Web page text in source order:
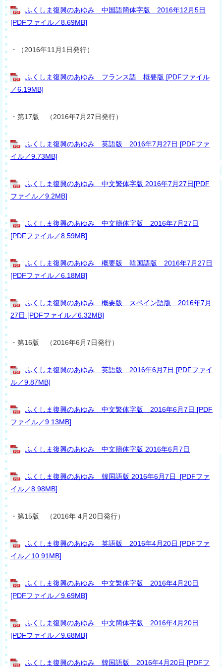
ふくしま復興のあゆみ 中国語簡体字版 2016年12月5日
[PDFファイル／8.69MB]
・（2016年11月1日発行）
ふくしま復興のあゆみ フランス語 概要版 [PDFファイル
／6.19MB]
・第17版 （2016年7月27日発行）
ふくしま復興のあゆみ 英語版 2016年7月27日 [PDFファ
イル／9.73MB]
ふくしま復興のあゆみ 中文繁体字版 2016年7月27日[PDF
ファイル／9.2MB]
ふくしま復興のあゆみ 中文簡体字版 2016年7月27日
[PDFファイル／8.59MB]
ふくしま復興のあゆみ 概要版 韓国語版 2016年7月27日
[PDFファイル／6.18MB]
ふくしま復興のあゆみ 概要版 スペイン語版 2016年7月
27日 [PDFファイル／6.32MB]
・第16版 （2016年6月7日発行）
ふくしま復興のあゆみ 英語版 2016年6月7日 [PDFファイ
ル／9.87MB]
ふくしま復興のあゆみ 中文繁体字版 2016年6月7日 [PDF
ファイル／9.13MB]
ふくしま復興のあゆみ 中文簡体字版 2016年6月7日
ふくしま復興のあゆみ 韓国語版 2016年6月7日 [PDFファ
イル／8.98MB]
・第15版 （2016年 4月20日発行）
ふくしま復興のあゆみ 英語版 2016年4月20日 [PDFファ
イル／10.91MB]
ふくしま復興のあゆみ 中文繁体字版 2016年4月20日
[PDFファイル／9.69MB]
ふくしま復興のあゆみ 中文簡体字版 2016年4月20日
[PDFファイル／9.68MB]
ふくしま復興のあゆみ 韓国語版 2016年4月20日 [PDFフ